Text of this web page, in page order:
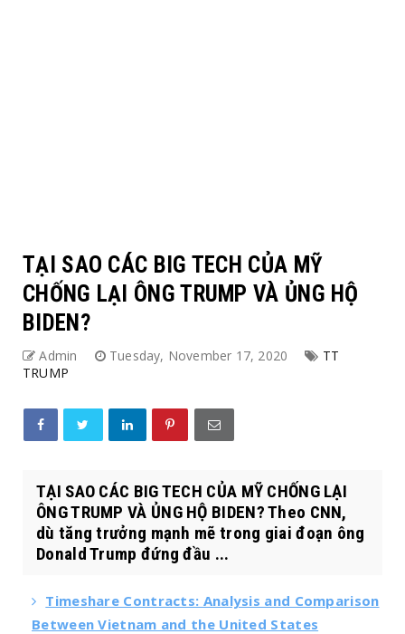
TẠI SAO CÁC BIG TECH CỦA MỸ
CHỐNG LẠI ÔNG TRUMP VÀ ỦNG HỘ
BIDEN?
Admin Tuesday, November 17, 2020
TT
TRUMP
TẠI SAO CÁC BIG TECH CỦA MỸ CHỐNG LẠI
ÔNG TRUMP VÀ ỦNG HỘ BIDEN? Theo CNN,
dù tăng trưởng mạnh mẽ trong giai đoạn ông
Donald Trump đứng đầu ...
Timeshare Contracts: Analysis and Comparison
Between Vietnam and the United States